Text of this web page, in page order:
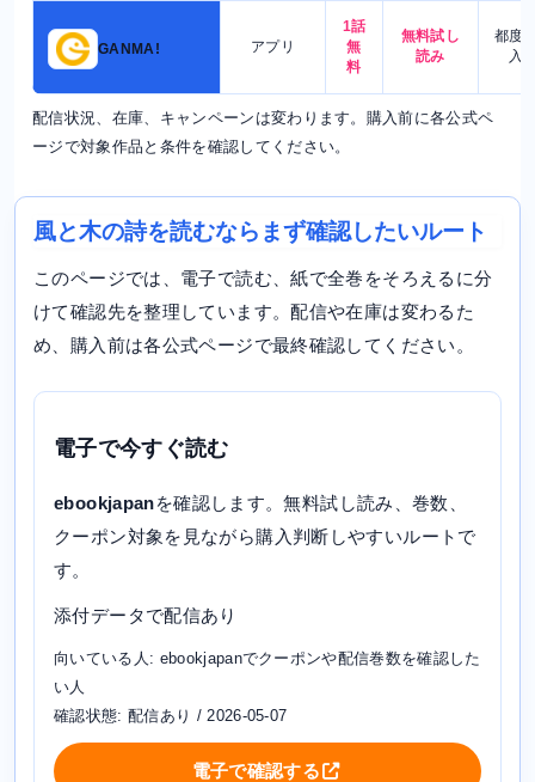
GANMA! アプリ
1話
無
料
無料試し
読み
都度
入
配信状況、在庫、キャンペーンは変わります。購入前に各公式ペ
ージで対象作品と条件を確認してください。
風と木の詩を読むならまず確認したいルート
このページでは、電子で読む、紙で全巻をそろえるに分
けて確認先を整理しています。配信や在庫は変わるた
め、購入前は各公式ページで最終確認してください。
電子で今すぐ読む
ebookjapanを確認します。無料試し読み、巻数、
クーポン対象を見ながら購入判断しやすいルートで
す。
添付データで配信あり
向いている人: ebookjapanでクーポンや配信巻数を確認した
い人
確認状態: 配信あり / 2026-05-07
電子で確認する